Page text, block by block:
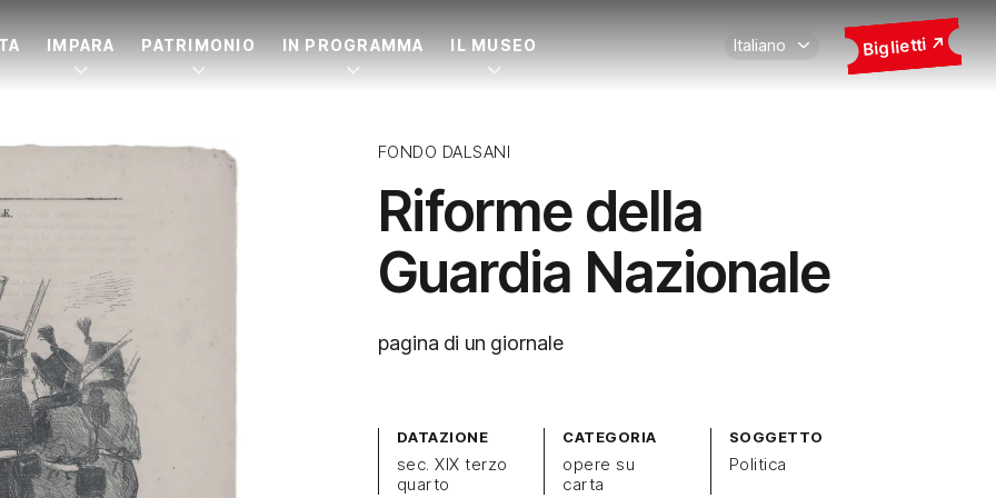
IMPARA PATRIMONIO IN PROGRAMMA IL MUSEO Biglietti
FONDO DALSANI
Riforme della
Guardia Nazionale
pagina di un giornale
DATAZIONE
sec. XIX terzo
quarto
CATEGORIA
opere su
carta
SOGGETTO
Politica